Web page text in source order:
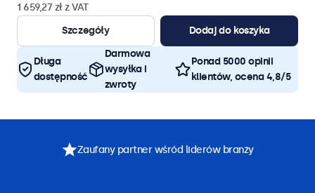
1 659,27 zł z VAT
Szczegóły
Dodaj do koszyka
Długa
dostępność
Darmowa
wysyłka i
zwroty
Ponad 5000 opinii
klientów, ocena 4,8/5
Zaufany partner wśród liderów branży